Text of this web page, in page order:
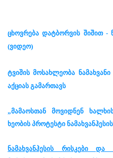
ცხოვრება დატბორვის შიშით -
(ვიდეო)
ტვიშის მოსახლეობა
აქციას გამართავს
„მამაოსთან მოვიდნენ
ხეობის პროტესტი
ნამახვანჰესის რისკები